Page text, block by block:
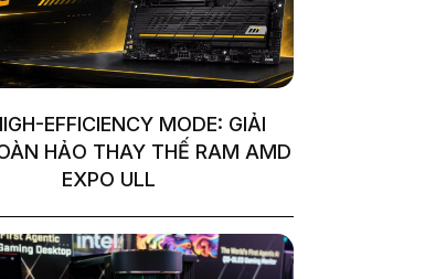
EFFICIENCY MODE: GIẢI
HẢO THAY THẾ RAM AMD
EXPO ULL